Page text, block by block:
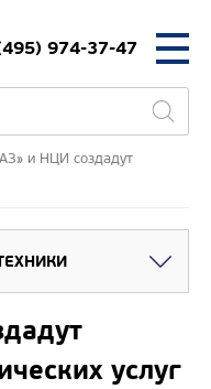
974-37-47
и НЦИ создадут
услуг